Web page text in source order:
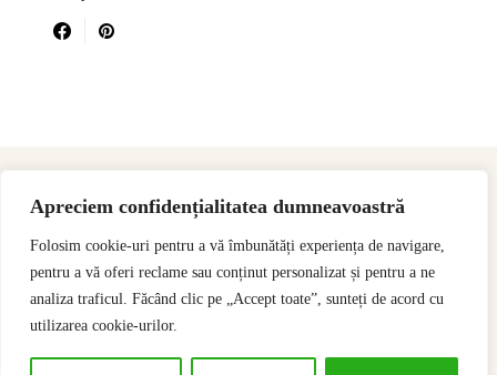
Apreciem confidențialitatea dumneavoastră
Folosim cookie-uri pentru a vă îmbunătăți experiența de navigare,
pentru a vă oferi reclame sau conținut personalizat și pentru a ne
analiza traficul. Făcând clic pe „Accept toate”, sunteți de acord cu
utilizarea cookie-urilor.